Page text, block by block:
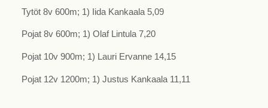
Tytöt 8v 600m; 1) Iida Kankaala 5,09
Pojat 8v 600m; 1) Olaf Lintula 7,20
Pojat 10v 900m; 1) Lauri Ervanne 14,15
Pojat 12v 1200m; 1) Justus Kankaala 11,11